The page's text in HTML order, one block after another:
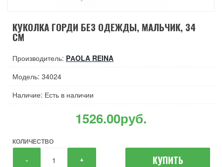
КУКОЛКА ГОРДИ БЕЗ ОДЕЖДЫ, МАЛЬЧИК, 34
СМ
Производитель: PАOLA REINA
Модель: 34024
Наличие: Есть в наличии
1526.00руб.
КОЛИЧЕСТВО
- + КУПИТЬ